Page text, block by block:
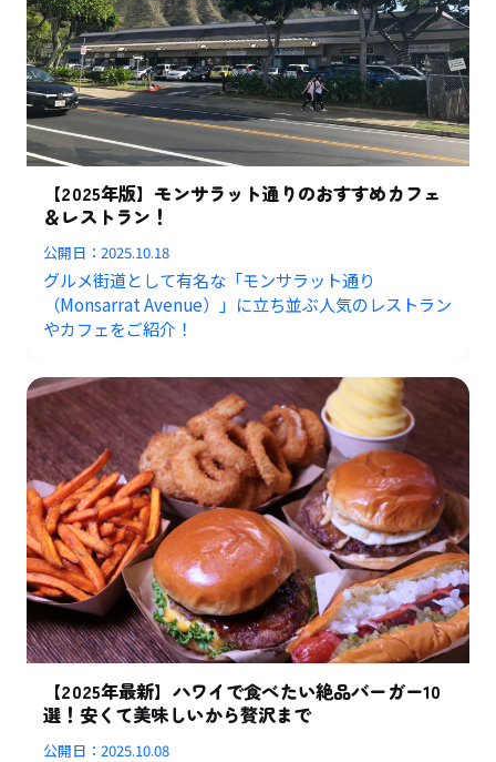
【2025年版】モンサラット通りのおすすめカフェ
＆レストラン！
公開日：2025.10.18
グルメ街道として有名な「モンサラット通り
（Monsarrat Avenue）」に立ち並ぶ人気のレストラン
やカフェをご紹介！
【2025年最新】ハワイで食べたい絶品バーガー10
選！安くて美味しいから贅沢まで
公開日：2025.10.08